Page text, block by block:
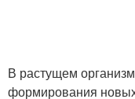
В растущем
формирования